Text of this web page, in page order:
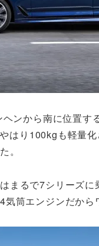
ンから南に位置
はり100kgも軽量
。
まるで7シリーズ
筒エンジンだから